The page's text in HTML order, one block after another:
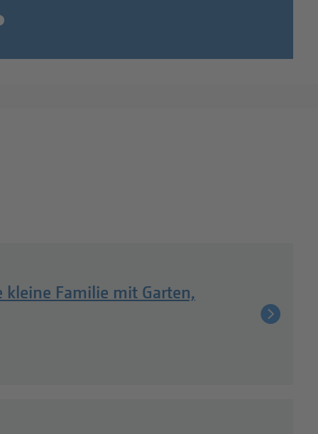
Familie mit Garten,